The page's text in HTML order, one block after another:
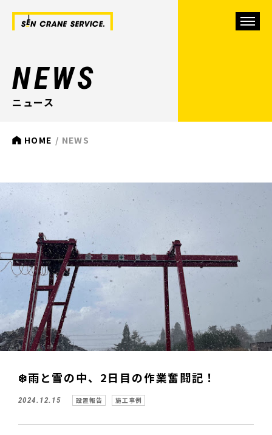
NEWS
ニュース
HOME NEWS
❄️雨と雪の中、2日目の作業奮闘記！
2024.12.15 設置報告 施工事例